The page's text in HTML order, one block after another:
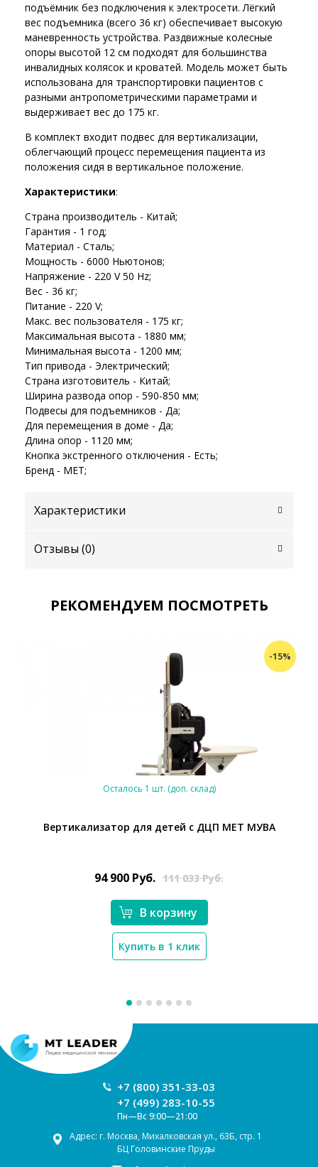
подъёмник без подключения к электросети. Лёгкий
вес подъемника (всего 36 кг) обеспечивает высокую
маневренность устройства. Раздвижные колесные
опоры высотой 12 см подходят для большинства
инвалидных колясок и кроватей. Модель может быть
использована для транспортировки пациентов с
разными антропометрическими параметрами и
выдерживает вес до 175 кг.
В комплект входит подвес для вертикализации,
облегчающий процесс перемещения пациента из
положения сидя в вертикальное положение.
Характеристики:
Страна производитель - Китай;
Гарантия - 1 год;
Материал - Сталь;
Мощность - 6000 Ньютонов;
Напряжение - 220 V 50 Hz;
Вес - 36 кг;
Питание - 220 V;
Макс. вес пользователя - 175 кг;
Максимальная высота - 1880 мм;
Минимальная высота - 1200 мм;
Тип привода - Электрический;
Страна изготовитель - Китай;
Ширина развода опор - 590-850 мм;
Подвесы для подъемников - Да;
Для перемещения в доме - Да;
Длина опор - 1120 мм;
Кнопка экстренного отключения - Есть;
Бренд - MET;
Характеристики
Отзывы (0)
РЕКОМЕНДУЕМ ПОСМОТРЕТЬ
-15%
Осталось 1 шт. (доп. склад)
Вертикализатор для детей с ДЦП MET МУВА
94 900 Руб. 111 033Руб.
В корзину
Купить в 1 клик
Ваш регион:
+7 (800) 351-33-03
+7 (499) 283-10-55
Пн—Вс 9:00—21:00
Адрес: г. Москва, Михалковская ул., 63Б, стр. 1
БЦ Головинские Пруды